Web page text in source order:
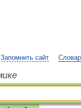
Запомнить сайт